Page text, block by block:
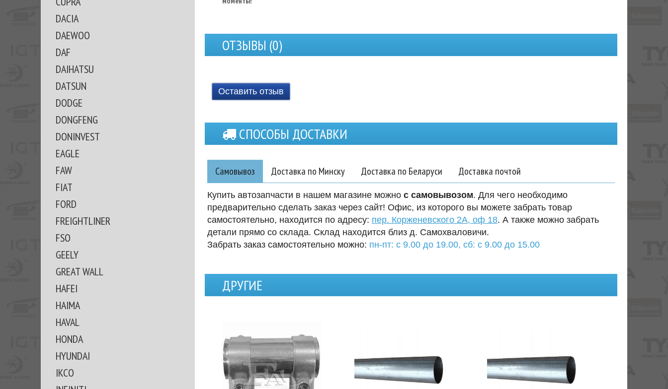
DACIA
DAEWOO
DAF
DAIHATSU
DATSUN
DODGE
DONGFENG
DONINVEST
EAGLE
FAW
FIAT
FORD
FREIGHTLINER
FSO
GEELY
GREAT WALL
HAFEI
HAIMA
HAVAL
HONDA
HYUNDAI
IKCO
ОТЗЫВЫ (0)
Оставить отзыв
СПОСОБЫ ДОСТАВКИ
Самовывоз Доставка по Минску Доставка по Беларуси Доставка почтой
Купить автозапчасти в нашем магазине можно с самовывозом. Для чего необходимо
предварительно сделать заказ через сайт! Офис, из которого вы можете забрать товар
самостоятельно, находится по адресу: пер. Корженевского 2А, оф 18. А также можно забрать
детали прямо со склада. Склад находится близ д. Самохваловичи.
Забрать заказ самостоятельно можно: пн-пт: с 9.00 до 19.00, сб: с 9.00 до 15.00
ДРУГИЕ